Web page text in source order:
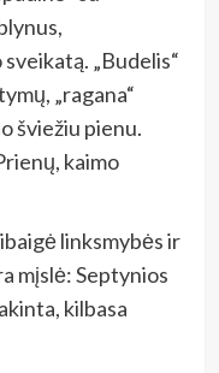
„Budelis“
„ragana“
šviežiu pienu.
kaimo
linksmybės ir
mįslė: Septynios
kilbasa